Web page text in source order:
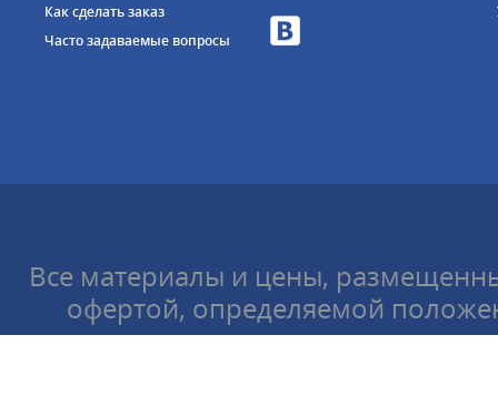
Как сделать заказ
Часто задаваемые вопросы
Все материалы и цены,
офертой, определяемой